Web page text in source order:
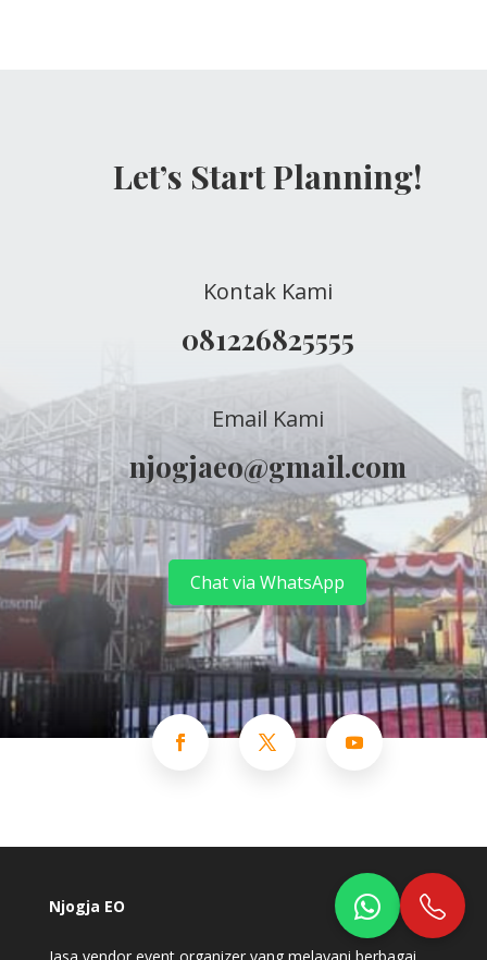
Let’s Start Planning!
Kontak Kami
081226825555
Email Kami
njogjaeo@gmail.com
Chat via WhatsApp
Njogja EO